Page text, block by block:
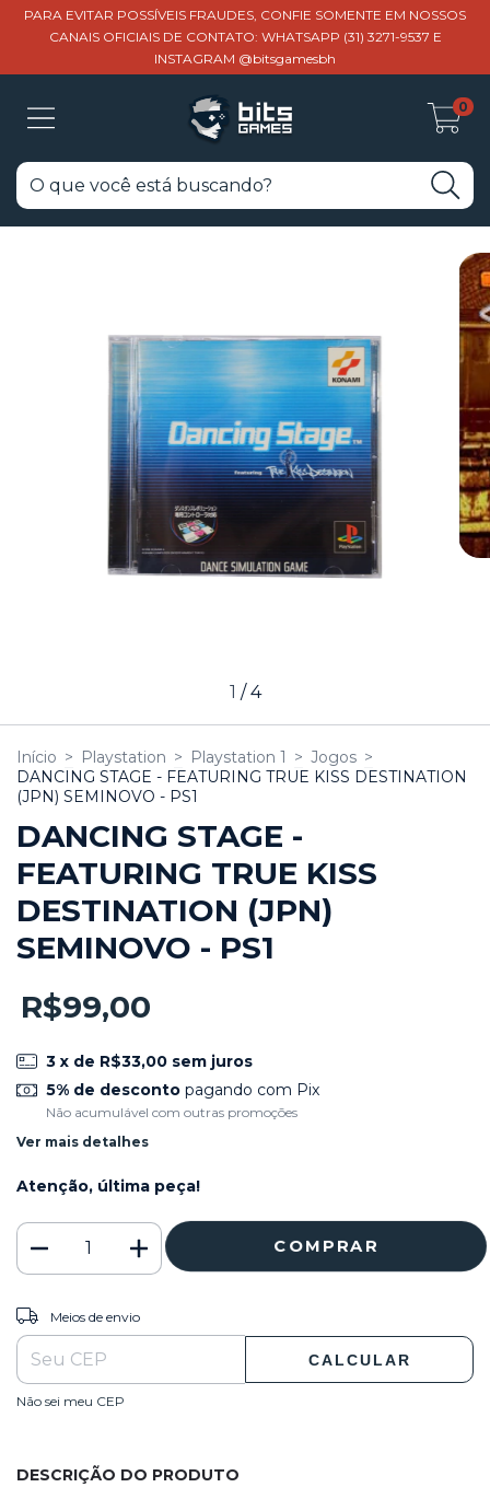
PARA EVITAR POSSÍVEIS FRAUDES, CONFIE SOMENTE EM NOSSOS
CANAIS OFICIAIS DE CONTATO: WHATSAPP (31) 3271-9537 E
INSTAGRAM @bitsgamesbh
0
1 /4
Início > Playstation > Playstation 1 > Jogos >
DANCING STAGE - FEATURING TRUE KISS DESTINATION
(JPN) SEMINOVO - PS1
DANCING STAGE -
FEATURING TRUE KISS
DESTINATION (JPN)
SEMINOVO - PS1
R$99,00
3 x de R$33,00 sem juros
5% de descontopagando com Pix
Não acumulável com outras promoções
Ver mais detalhes
Atenção, última peça!
Entregas para o CEP:
Meios de envio
CALCULAR
Não sei meu CEP
DESCRIÇÃO DO PRODUTO